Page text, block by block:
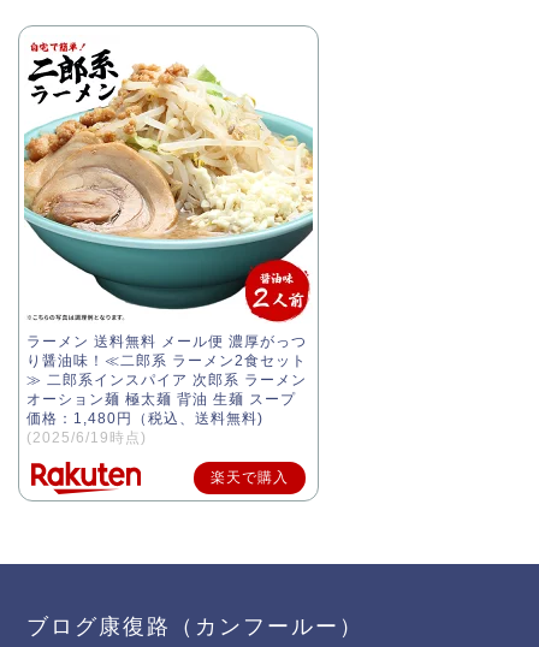
ラーメン 送料無料 メール便 濃厚がっつ
り醤油味！≪二郎系 ラーメン2食セット
≫ 二郎系インスパイア 次郎系 ラーメン
オーション麺 極太麺 背油 生麺 スープ
価格：1,480円（税込、送料無料)
(2025/6/19時点)
楽天で購入
ブログ康復路（カンフールー）